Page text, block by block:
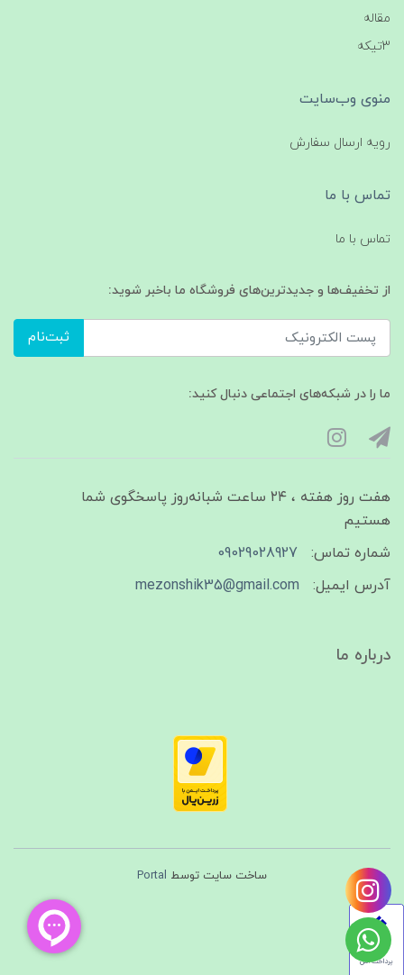
مقاله
3تیکه
منوی وب‌سایت
رویه ارسال سفارش
تماس با ما
تماس با ما
از تخفیف‌ها و جدیدترین‌های فروشگاه ما باخبر شوید:
ثبت‌نام
ما را در شبکه‌های اجتماعی دنبال کنید:
هفت روز هفته ، ۲۴ ساعت شبانه‌روز پاسخگوی شما
هستیم
شماره تماس:
09029028927
آدرس ایمیل:
mezonshik35@gmail.com
درباره ما
ساخت سایت توسط Portal